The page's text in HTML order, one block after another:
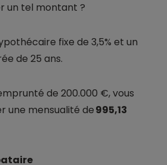
un tel montant ?
fixe de 3,5% et un
de 25 ans.
de 200.000 €, vous
une mensualité de995,13